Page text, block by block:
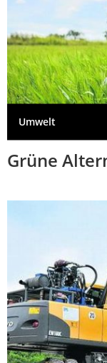
Umwelt
Grüne